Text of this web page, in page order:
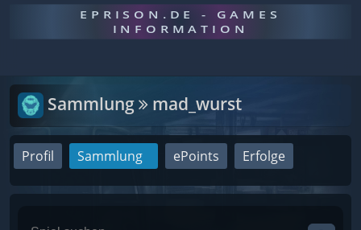
EPRISON.DE - GAMES
INFORMATION
Sammlung mad_wurst
Profil Sammlung ePoints Erfolge